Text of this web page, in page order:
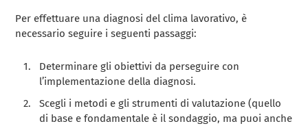
Per effettuare una diagnosi del clima lavorativo, è
necessario seguire i seguenti passaggi:
Determinare gli obiettivi da perseguire con
l’implementazione della diagnosi.
Scegli i metodi e gli strumenti di valutazione (quello
di base e fondamentale è il sondaggio, ma puoi anche